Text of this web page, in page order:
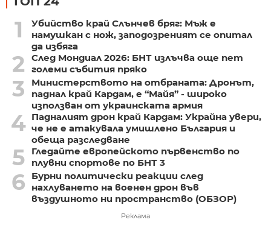
1
Убийство край Слънчев бряг: Мъж е
намушкан с нож, заподозреният се опитал
да избяга
2
След Мондиал 2026: БНТ излъчва още пет
големи събития пряко
3
Министерството на отбраната: Дронът,
паднал край Кардам, е “Майя” - широко
използван от украинската армия
4 Падналият дрон край Кардам: Украйна увери,
че не е атакувала умишлено България и
обеща разследване
5
Гледайте европейското първенство по
плувни спортове по БНТ 3
6
Бурни политически реакции след
нахлуването на военен дрон във
въздушното ни пространство (ОБЗОР)
Реклама